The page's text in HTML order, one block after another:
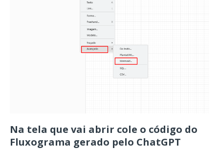
Na tela que vai abrir cole o código do
Fluxograma gerado pelo ChatGPT